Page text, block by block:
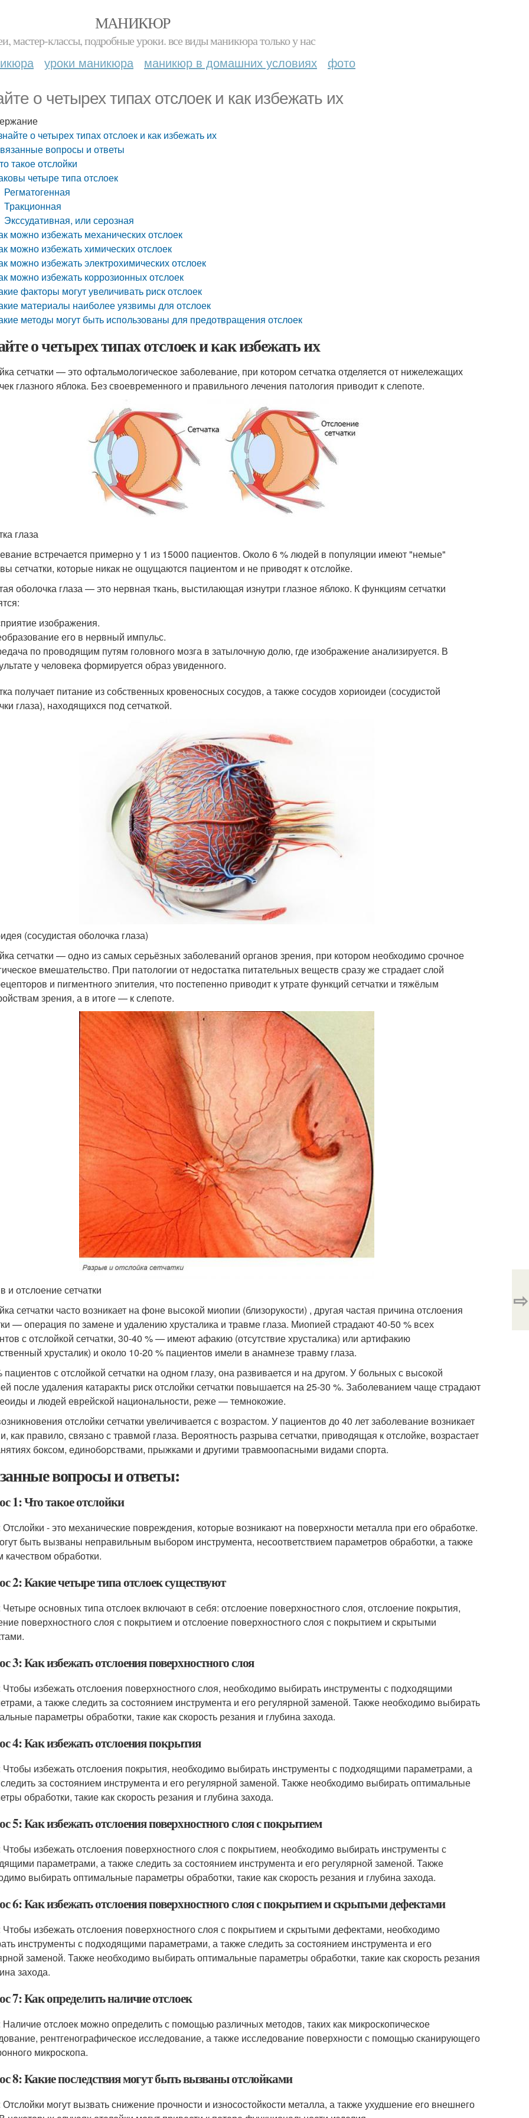
МАНИКЮР
мастер-классы, подробные уроки. все виды маникюра только у нас
уроки маникюра маникюр в домашних условиях фото
о четырех типах отслоек и как избежать их
о четырех типах отслоек и как избежать их
вопросы и ответы
такое отслойки
четыре типа отслоек
Регматогенная
Тракционная
Экссудативная, или серозная
можно избежать механических отслоек
можно избежать химических отслоек
можно избежать электрохимических отслоек
можно избежать коррозионных отслоек
факторы могут увеличивать риск отслоек
материалы наиболее уязвимы для отслоек
методы могут быть использованы для предотвращения отслоек
о четырех типах отслоек и как избежать их
сетчатки — это офтальмологическое заболевание, при котором сетчатка отделяется от нижележащих
глазного яблока. Без своевременного и правильного лечения патология приводит к слепоте.
глаза
встречается примерно у 1 из 15000 пациентов. Около 6 % людей в популяции имеют "немые"
сетчатки, которые никак не ощущаются пациентом и не приводят к отслойке.
оболочка глаза — это нервная ткань, выстилающая изнутри глазное яблоко. К функциям сетчатки
изображения.
его в нервный импульс.
по проводящим путям головного мозга в затылочную долю, где изображение анализируется. В
у человека формируется образ увиденного.
получает питание из собственных кровеносных сосудов, а также сосудов хориоидеи (сосудистой
глаза), находящихся под сетчаткой.
(сосудистая оболочка глаза)
сетчатки — одно из самых серьёзных заболеваний органов зрения, при котором необходимо срочное
вмешательство. При патологии от недостатка питательных веществ сразу же страдает слой
и пигментного эпителия, что постепенно приводит к утрате функций сетчатки и тяжёлым
зрения, а в итоге — к слепоте.
и отслоение сетчатки
сетчатки часто возникает на фоне высокой миопии (близорукости) , другая частая причина отслоения
— операция по замене и удалению хрусталика и травме глаза. Миопией страдают 40-50 % всех
с отслойкой сетчатки, 30-40 % — имеют афакию (отсутствие хрусталика) или артифакию
хрусталик) и около 10-20 % пациентов имели в анамнезе травму глаза.
пациентов с отслойкой сетчатки на одном глазу, она развивается и на другом. У больных с высокой
после удаления катаракты риск отслойки сетчатки повышается на 25-30 %. Заболеванием чаще страдают
и людей еврейской национальности, реже — темнокожие.
отслойки сетчатки увеличивается с возрастом. У пациентов до 40 лет заболевание возникает
как правило, связано с травмой глаза. Вероятность разрыва сетчатки, приводящая к отслойке, возрастает
боксом, единоборствами, прыжками и другими травмоопасными видами спорта.
вопросы и ответы:
1: Что такое отслойки
Отслойки - это механические повреждения, которые возникают на поверхности металла при его обработке.
быть вызваны неправильным выбором инструмента, несоответствием параметров обработки, а также
качеством обработки.
2: Какие четыре типа отслоек существуют
Четыре основных типа отслоек включают в себя: отслоение поверхностного слоя, отслоение покрытия,
поверхностного слоя с покрытием и отслоение поверхностного слоя с покрытием и скрытыми
3: Как избежать отслоения поверхностного слоя
Чтобы избежать отслоения поверхностного слоя, необходимо выбирать инструменты с подходящими
а также следить за состоянием инструмента и его регулярной заменой. Также необходимо выбирать
параметры обработки, такие как скорость резания и глубина захода.
4: Как избежать отслоения покрытия
Чтобы избежать отслоения покрытия, необходимо выбирать инструменты с подходящими параметрами, а
за состоянием инструмента и его регулярной заменой. Также необходимо выбирать оптимальные
обработки, такие как скорость резания и глубина захода.
5: Как избежать отслоения поверхностного слоя с покрытием
Чтобы избежать отслоения поверхностного слоя с покрытием, необходимо выбирать инструменты с
параметрами, а также следить за состоянием инструмента и его регулярной заменой. Также
выбирать оптимальные параметры обработки, такие как скорость резания и глубина захода.
6: Как избежать отслоения поверхностного слоя с покрытием и скрытыми дефектами
Чтобы избежать отслоения поверхностного слоя с покрытием и скрытыми дефектами, необходимо
инструменты с подходящими параметрами, а также следить за состоянием инструмента и его
заменой. Также необходимо выбирать оптимальные параметры обработки, такие как скорость резания
захода.
7: Как определить наличие отслоек
Наличие отслоек можно определить с помощью различных методов, таких как микроскопическое
рентгенографическое исследование, а также исследование поверхности с помощью сканирующего
микроскопа.
8: Какие последствия могут быть вызваны отслойками
Отслойки могут вызвать снижение прочности и износостойкости металла, а также ухудшение его внешнего
⇨